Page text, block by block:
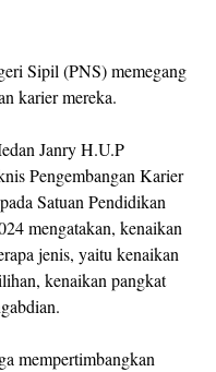
Sipil (PNS) memegang
karier mereka.
Janry H.U.P
Pengembangan Karier
Satuan Pendidikan
mengatakan, kenaikan
jenis, yaitu kenaikan
kenaikan pangkat
mempertimbangkan